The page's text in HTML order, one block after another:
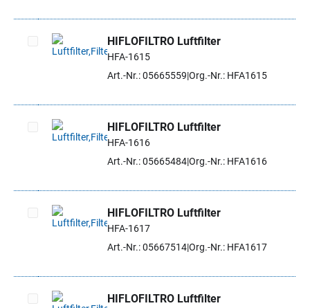
Artikel auswählen
HIFLOFILTRO Luftfilter
HFA-1615
Art.-Nr.: 05665559 Org.-Nr.: HFA1615
Artikel auswählen
HIFLOFILTRO Luftfilter
HFA-1616
Art.-Nr.: 05665484Org.-Nr.: HFA1616
Artikel auswählen
HIFLOFILTRO Luftfilter
HFA-1617
Art.-Nr.: 05667514Org.-Nr.: HFA1617
HIFLOFILTRO Luftfilter